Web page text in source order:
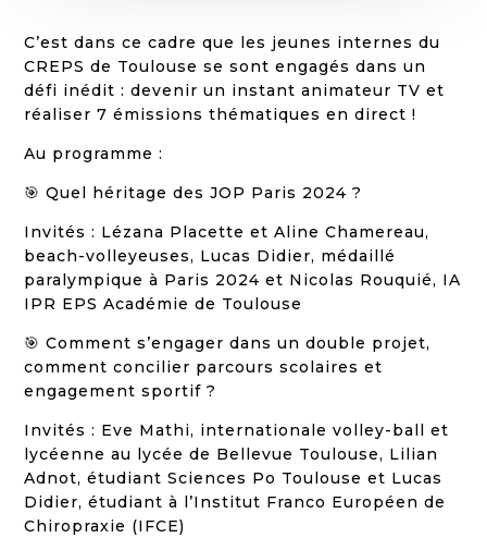
C’est dans ce cadre que les jeunes internes du
CREPS de Toulouse se sont engagés dans un
défi inédit : devenir un instant animateur TV et
réaliser 7 émissions thématiques en direct !
Au programme :
🎯 Quel héritage des JOP Paris 2024 ?
Invités : Lézana Placette et Aline Chamereau,
beach-volleyeuses, Lucas Didier, médaillé
paralympique à Paris 2024 et Nicolas Rouquié, IA
IPR EPS Académie de Toulouse
🎯 Comment s’engager dans un double projet,
comment concilier parcours scolaires et
engagement sportif ?
Invités : Eve Mathi, internationale volley-ball et
lycéenne au lycée de Bellevue Toulouse, Lilian
Adnot, étudiant Sciences Po Toulouse et Lucas
Didier, étudiant à l’Institut Franco Européen de
Chiropraxie (IFCE)